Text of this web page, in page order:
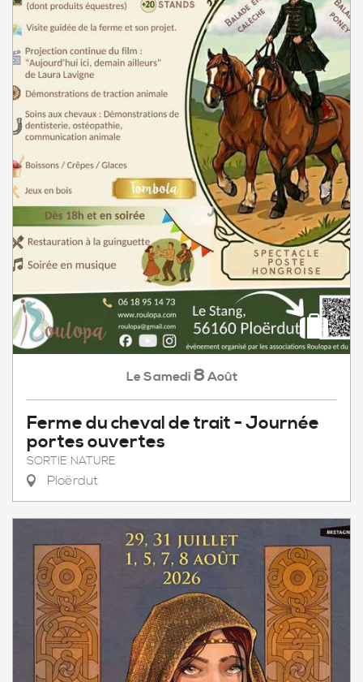
Le Samedi 8 Août
Ferme du cheval de trait - Journée
portes ouvertes
SORTIE NATURE
Ploërdut